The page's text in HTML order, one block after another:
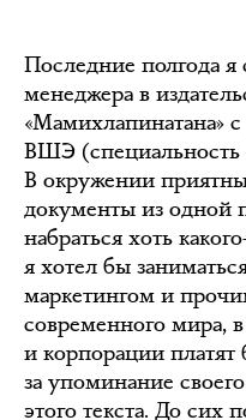
Последние полгода я
менеджера в
«Мамихлапинатана»
ВШЭ
В окружении
документы из одной
набраться хоть
я хотел бы
маркетингом и
современного мира,
и корпорации
за упоминание
этого текста. До сих